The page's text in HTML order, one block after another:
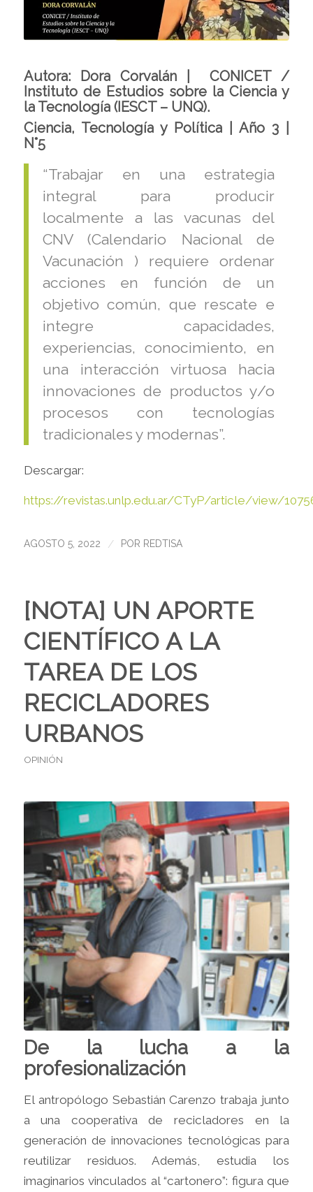
Autora: Dora Corvalán| CONICET /
Instituto de Estudios sobre la Ciencia y
la Tecnología (IESCT – UNQ).
Ciencia, Tecnología y Política | Año 3 |
N°5
“Trabajar en una estrategia
integral para producir
localmente a las vacunas del
CNV (Calendario Nacional de
Vacunación ) requiere ordenar
acciones en función de un
objetivo común, que rescate e
integre capacidades,
experiencias, conocimiento, en
una interacción virtuosa hacia
innovaciones de productos y/o
procesos con tecnologías
tradicionales y modernas”.
Descargar:
https://revistas.unlp.edu.ar/CTyP/article/view/
AGOSTO 5, 2022 / POR REDTISA
[NOTA] UN APORTE
CIENTÍFICO A LA
TAREA DE LOS
RECICLADORES
URBANOS
OPINIÓN
De la lucha a la
profesionalización
El antropólogo Sebastián Carenzo trabaja junto
a una cooperativa de recicladores en la
generación de innovaciones tecnológicas para
reutilizar residuos. Además, estudia los
imaginarios vinculados al “cartonero”: figura que